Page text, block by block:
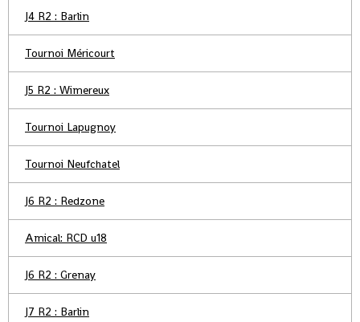
J4 R2 : Barlin
Tournoi Méricourt
J5 R2 : Wimereux
Tournoi Lapugnoy
Tournoi Neufchatel
J6 R2 : Redzone
Amical: RCD u18
J6 R2 : Grenay
J7 R2 : Barlin